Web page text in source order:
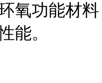
氧功能材料
能。